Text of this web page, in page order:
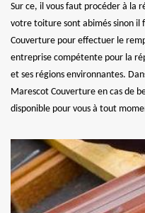
Sur ce, il vous faut procéder à la
votre toiture sont abimés sinon il
Couverture pour effectuer le
entreprise compétente pour la
et ses régions environnantes.
Marescot Couverture en cas de
disponible pour vous à tout